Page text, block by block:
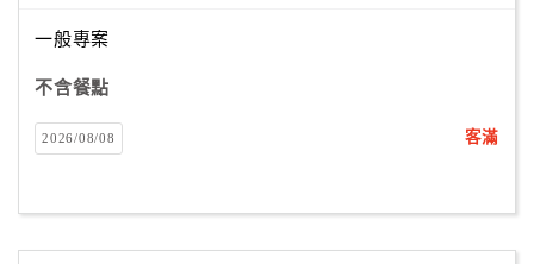
員
戶
客
服
一般專案
不含餐點
2026/08/08 客滿